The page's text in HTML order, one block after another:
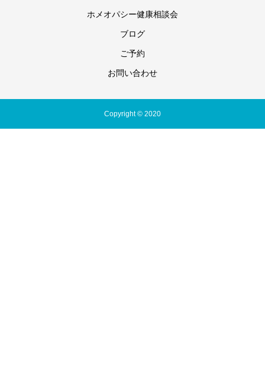
ホメオパシー健康相談会
ブログ
ご予約
お問い合わせ
Copyright © 2020